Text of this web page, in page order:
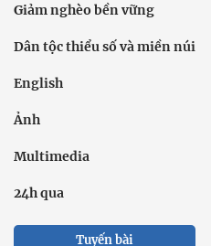
Giảm nghèo bền vững
Dân tộc thiểu số và miền núi
English
Ảnh
Multimedia
24h qua
Tuyến bài